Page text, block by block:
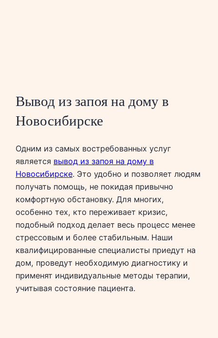
Вывод из запоя на дому в
Новосибирске
Одним из самых востребованных услуг
является вывод из запоя на дому в
Новосибирске. Это удобно и позволяет людям
получать помощь, не покидая привычно
комфортную обстановку. Для многих,
особенно тех, кто переживает кризис,
подобный подход делает весь процесс менее
стрессовым и более стабильным. Наши
квалифицированные специалисты приедут на
дом, проведут необходимую диагностику и
применят индивидуальные методы терапии,
учитывая состояние пациента.